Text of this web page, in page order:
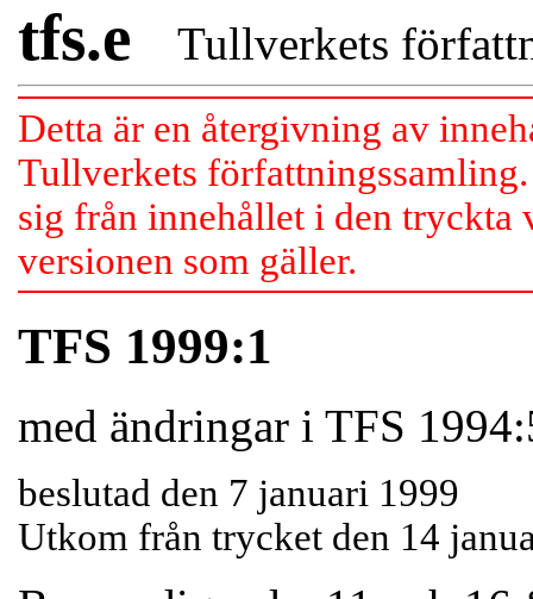
tfs.e Tullverkets
Detta är en återgivning av
Tullverkets
sig från innehållet i den tryckta
versionen som gäller.
TFS 1999:1
med ändringar i TFS
beslutad den 7 januari 1999
Utkom från trycket den 14